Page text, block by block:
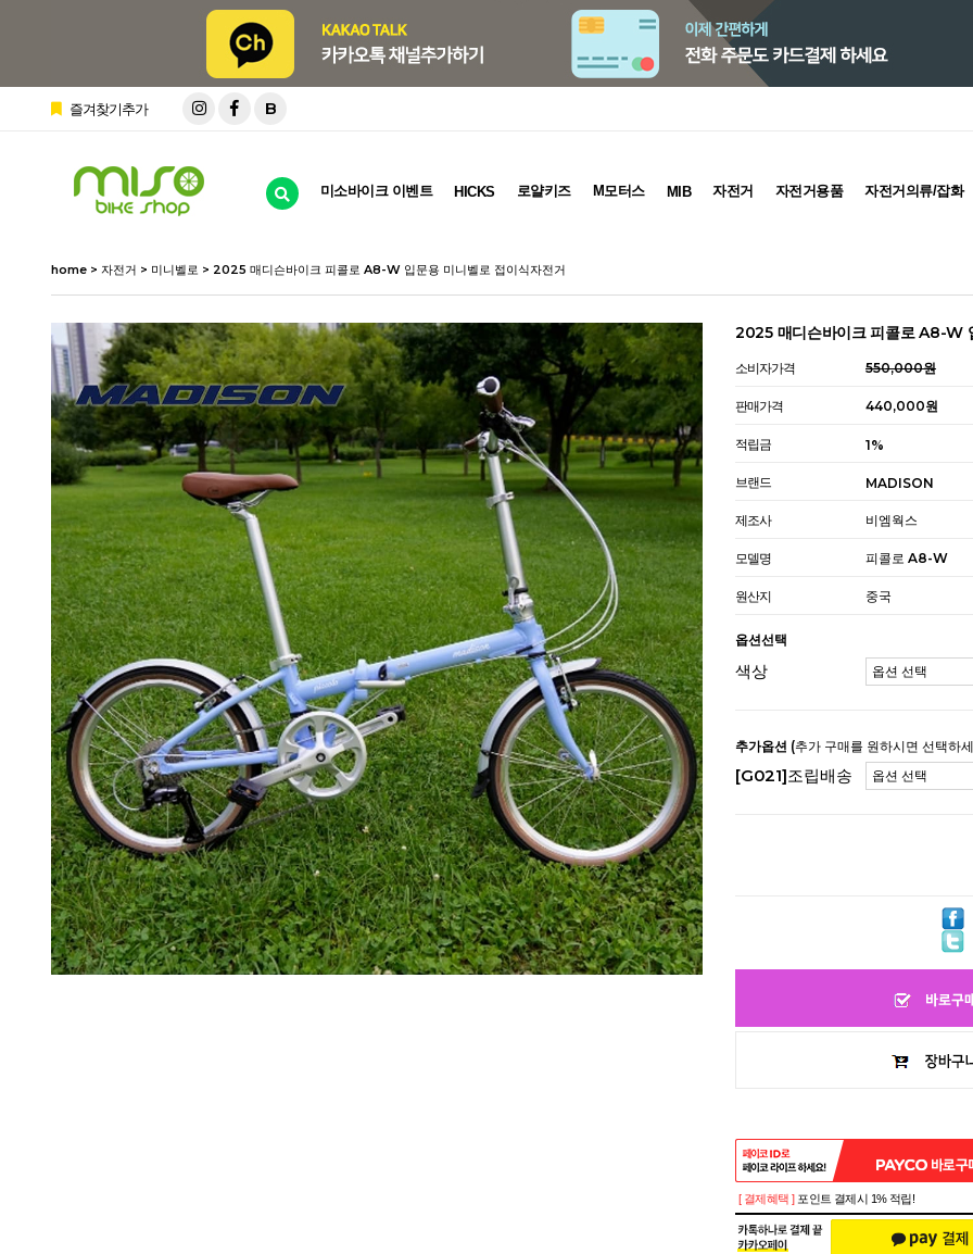
즐겨찾기추가 B
미소바이크 이벤트 HICKS 로얄키즈 M모터스 MIB 자전거 자전거용품 자전거의류/잡화
home > 자전거 > 미니벨로 > 2025 매디슨바이크 피콜로 A8-W 입문용 미니벨로 접이식자전거
2025 매디슨바이크 피콜로 A8-W
소비자가격 550,000원
판매가격 440,000원
적립금 1%
브랜드 MADISON
제조사 비엠웍스
모델명 피콜로 A8-W
원산지 중국
옵션선택
색상
추가옵션 (추가 구매를 원하시면 선택하
[G021]조립배송
[ 결제혜택 ] 포인트 결제시 1% 적립!